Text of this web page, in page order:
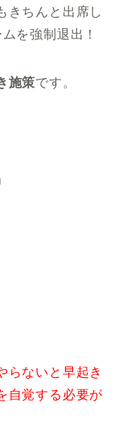
きちんと出席し
を強制退出！
施策です。
らないと早起き
自覚する必要が